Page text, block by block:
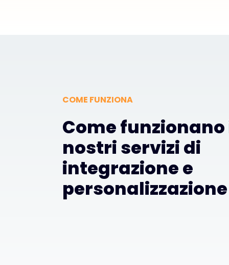
COME FUNZIONA
Come funzionano
nostri servizi di
integrazione e
personalizzazione